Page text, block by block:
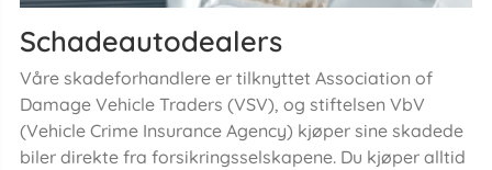
Schadeautodealers
Våre skadeforhandlere er tilknyttet Association of
Damage Vehicle Traders (VSV), og stiftelsen VbV
(Vehicle Crime Insurance Agency) kjøper sine skadede
biler direkte fra forsikringsselskapene. Du kjøper alltid